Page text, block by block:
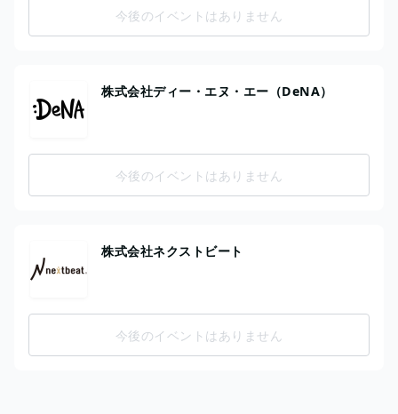
今後のイベントはありません
株式会社ディー・エヌ・エー（DeNA）
今後のイベントはありません
株式会社ネクストビート
今後のイベントはありません